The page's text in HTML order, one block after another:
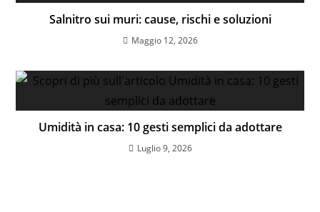
Salnitro sui muri: cause, rischi e soluzioni
Maggio 12, 2026
Umidità in casa: 10 gesti semplici da adottare
Luglio 9, 2026